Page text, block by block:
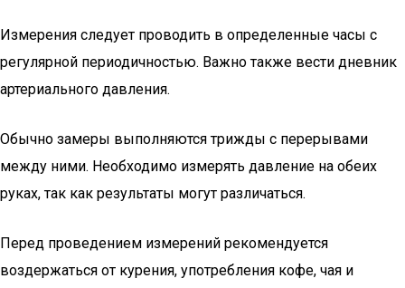
Измерения следует проводить в определенные часы с
регулярной периодичностью. Важно также вести дневник
артериального давления.
Обычно замеры выполняются трижды с перерывами
между ними. Необходимо измерять давление на обеих
руках, так как результаты могут различаться.
Перед проведением измерений рекомендуется
воздержаться от курения, употребления кофе, чая и